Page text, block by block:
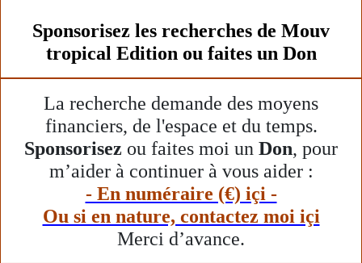
Sponsorisez les recherches de Mouv
tropical Edition ou faites un Don
La recherche demande des moyens
financiers, de l'espace et du temps.
Sponsorisez ou faites moi un Don, pour
m’aider à continuer à vous aider :
- En numéraire (€) içi -
Ou si en nature, contactez moi içi
Merci d’avance.